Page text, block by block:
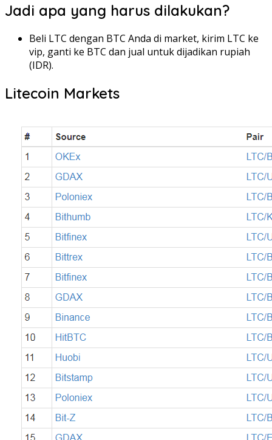
Jadi apa yang harus dilakukan?
Beli LTC dengan BTC Anda di market, kirim LTC ke
vip, ganti ke BTC dan jual untuk dijadikan rupiah
(IDR).
Litecoin Markets